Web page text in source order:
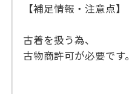
【補足情報・注意点】
古着を扱う為、
古物商許可が必要です。